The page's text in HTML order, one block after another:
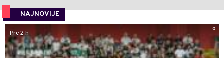
NAJNOVIJE
0
Pre 2 h